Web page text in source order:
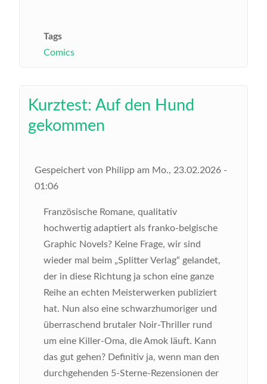
Tags
Comics
Kurztest: Auf den Hund
gekommen
Gespeichert von Philipp am Mo., 23.02.2026 -
01:06
Französische Romane, qualitativ
hochwertig adaptiert als franko-belgische
Graphic Novels? Keine Frage, wir sind
wieder mal beim „Splitter Verlag“ gelandet,
der in diese Richtung ja schon eine ganze
Reihe an echten Meisterwerken publiziert
hat. Nun also eine schwarzhumoriger und
überraschend brutaler Noir-Thriller rund
um eine Killer-Oma, die Amok läuft. Kann
das gut gehen? Definitiv ja, wenn man den
durchgehenden 5-Sterne-Rezensionen der